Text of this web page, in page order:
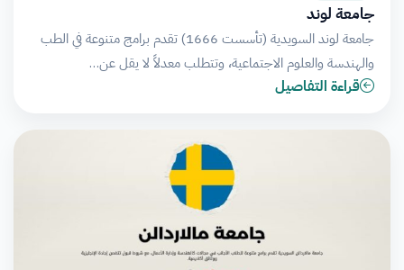
جامعة لوند
جامعة لوند السويدية (تأسست 1666) تقدم برامج متنوعة في الطب
والهندسة والعلوم الاجتماعية، وتتطلب معدلاً لا يقل عن…
قراءة التفاصيل